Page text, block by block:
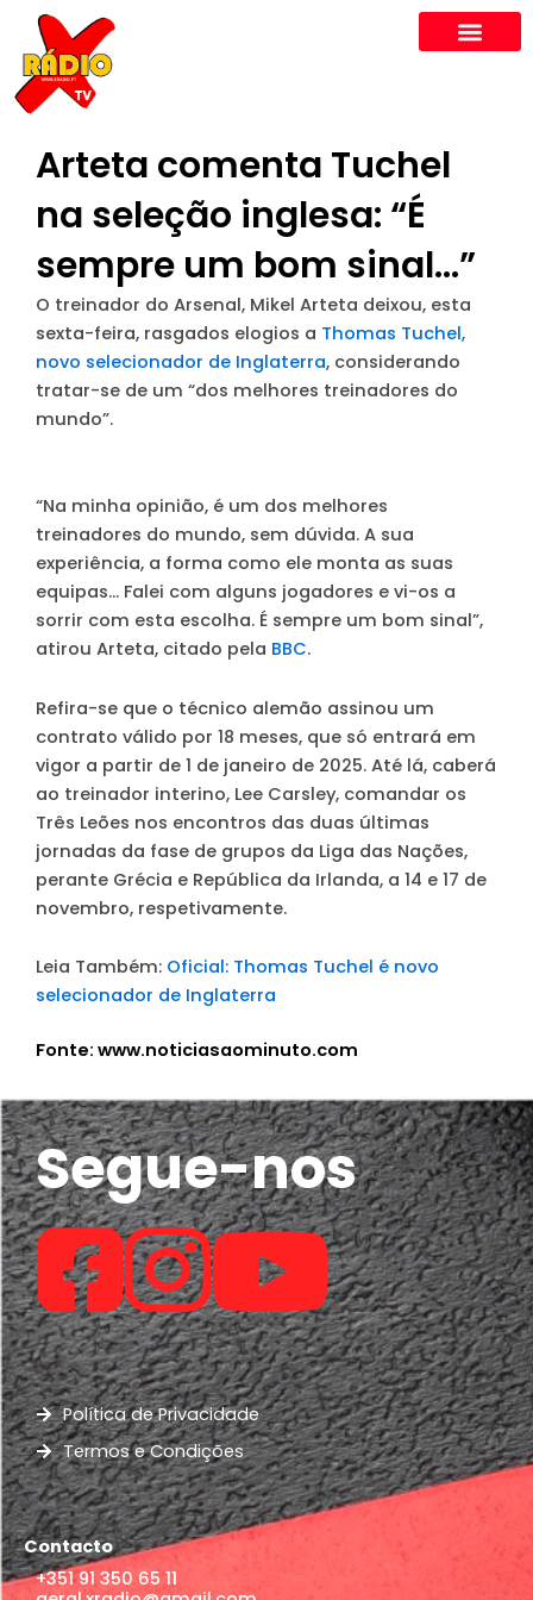
content
Arteta comenta Tuchel
na seleção inglesa: “É
sempre um bom sinal…”
O treinador do Arsenal, Mikel Arteta deixou, esta
sexta-feira, rasgados elogios a Thomas Tuchel,
novo selecionador de Inglaterra, considerando
tratar-se de um “dos melhores treinadores do
mundo”.
“Na minha opinião, é um dos melhores
treinadores do mundo, sem dúvida. A sua
experiência, a forma como ele monta as suas
equipas… Falei com alguns jogadores e vi-os a
sorrir com esta escolha. É sempre um bom sinal”,
atirou Arteta, citado pela BBC.
Refira-se que o técnico alemão assinou um
contrato válido por 18 meses, que só entrará em
vigor a partir de 1 de janeiro de 2025. Até lá, caberá
ao treinador interino, Lee Carsley, comandar os
Três Leões nos encontros das duas últimas
jornadas da fase de grupos da Liga das Nações,
perante Grécia e República da Irlanda, a 14 e 17 de
novembro, respetivamente.
Leia Também: Oficial: Thomas Tuchel é novo
selecionador de Inglaterra
Fonte: www.noticiasaominuto.com
Segue-nos
Política de Privacidade
Termos e Condições
Contacto
+351 91 350 65 11